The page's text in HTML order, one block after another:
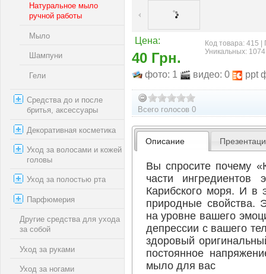
Натуральное мыло
ручной работы
Мыло
Шампуни
Гели
Средства до и после
бритья, аксессуары
Декоративная косметика
Уход за волосами и кожей
головы
Уход за полостью рта
Парфюмерия
Другие средства для ухода
за собой
Уход за руками
Уход за ногами
Цена:
40 Грн.
Код товара: 415 |
Уникальных: 1074
фото: 1 видео: 0 ppt
Всего голосов 0
Описание
Вы спросите почему
части
Карибского моря. И в
природные свойства.
на уровне вашего
депрессии с вашего
здоровый
постоянное
мыло для вас